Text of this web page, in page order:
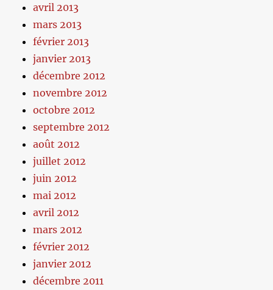
avril 2013
mars 2013
février 2013
janvier 2013
décembre 2012
novembre 2012
octobre 2012
septembre 2012
août 2012
juillet 2012
juin 2012
mai 2012
avril 2012
mars 2012
février 2012
janvier 2012
décembre 2011